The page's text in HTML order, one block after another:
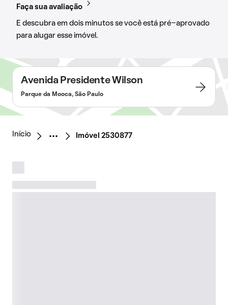
Faça sua avaliação
E descubra em dois minutos se você está pré-aprovado
para alugar esse imóvel.
Avenida Presidente Wilson
Parque da Mooca, São Paulo
Início Imóvel 2530877